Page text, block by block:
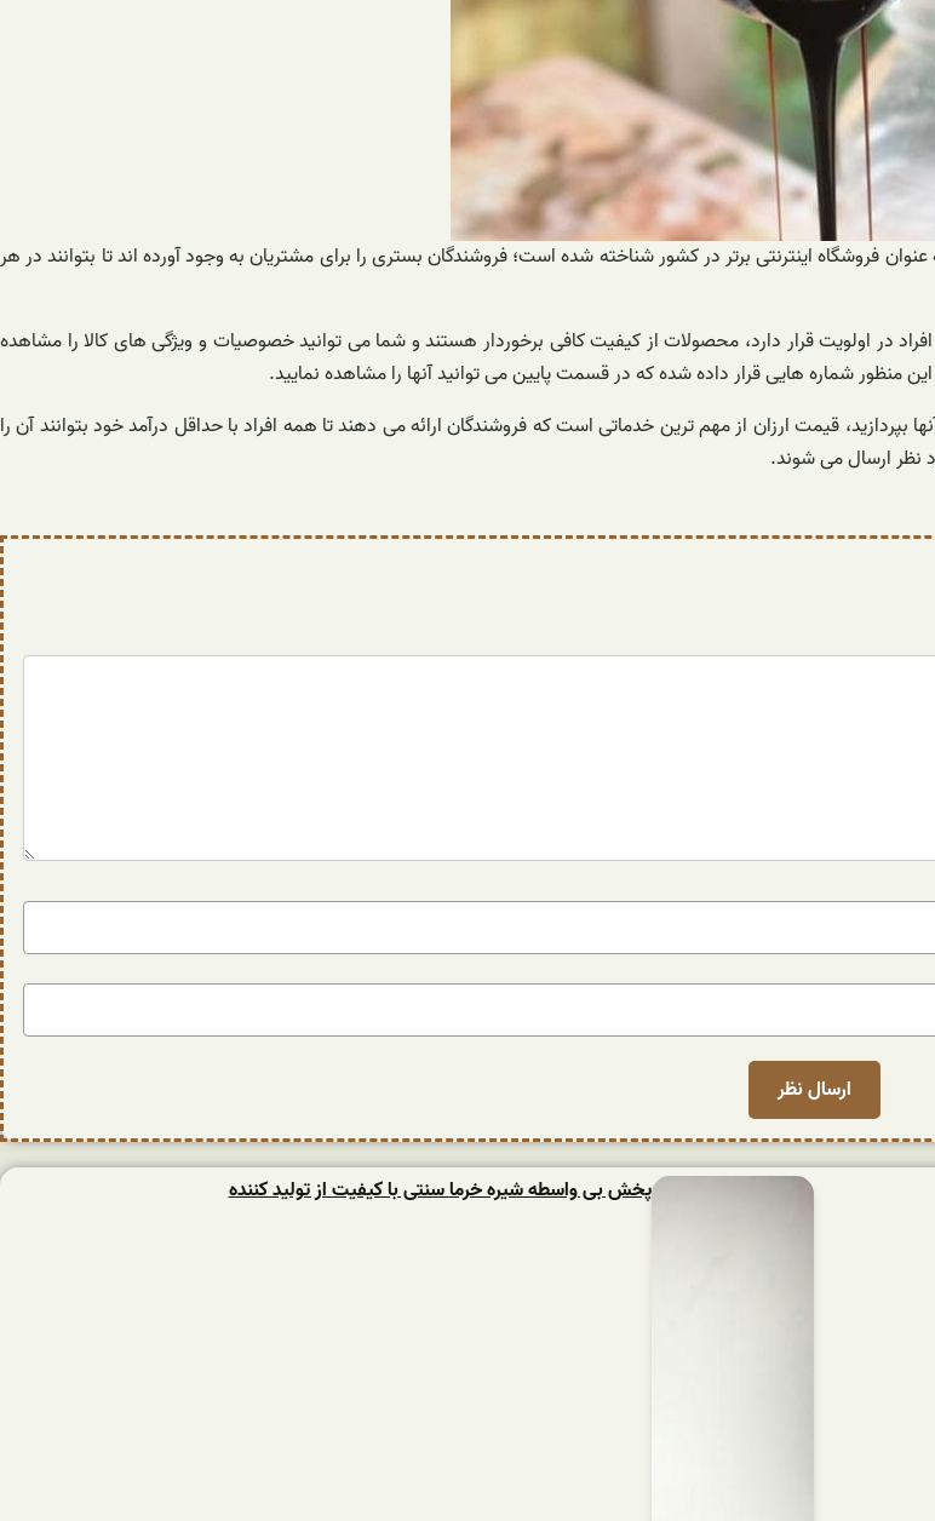
اینترنتی برتر در کشور شناخته شده است؛ فروشندگان بستری را برای مشتریان به وجود آورده اند تا بتوانند در هر
در اولویت قرار دارد، محصولات از کیفیت کافی برخوردار هستند و شما می توانید خصوصیات و ویژگی های کالا را مشاهده
شماره هایی قرار داده شده که در قسمت پایین می توانید آنها را مشاهده نمایید.
قیمت ارزان از مهم ترین خدماتی است که فروشندگان ارائه می دهند تا همه افراد با حداقل درآمد خود بتوانند آن را
نظر ارسال می شوند.
پخش بی واسطه شیره خرما سنتی با کیفیت از تولید کننده